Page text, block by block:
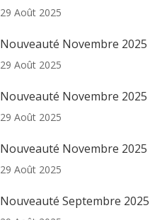
29 Août 2025
Nouveauté Novembre 2025 :
29 Août 2025
Nouveauté Novembre 2025
29 Août 2025
Nouveauté Novembre 2025
29 Août 2025
Nouveauté Septembre 2025